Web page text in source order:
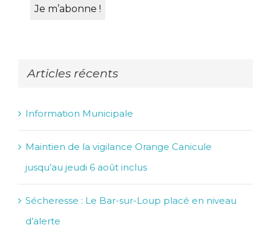
Articles récents
Information Municipale
Maintien de la vigilance Orange Canicule
jusqu’au jeudi 6 août inclus
Sécheresse : Le Bar-sur-Loup placé en niveau
d’alerte